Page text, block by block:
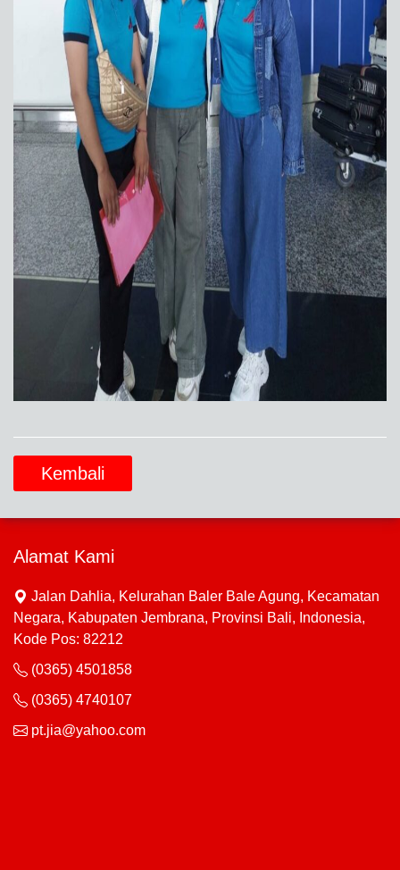
Kembali
Alamat Kami
Jalan Dahlia, Kelurahan Baler Bale Agung, Kecamatan
Negara, Kabupaten Jembrana, Provinsi Bali, Indonesia,
Kode Pos: 82212
(0365) 4501858
(0365) 4740107
pt.jia@yahoo.com